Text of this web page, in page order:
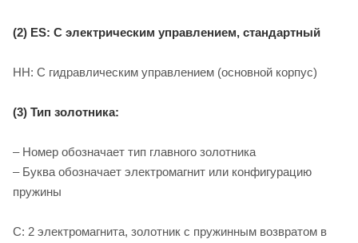
(2) ES: С электрическим управлением, стандартный
HH: С гидравлическим управлением (основной корпус)
(3) Тип золотника:
– Номер обозначает тип главного золотника
– Буква обозначает электромагнит или конфигурацию
пружины
C: 2 электромагнита, золотник с пружинным возвратом в